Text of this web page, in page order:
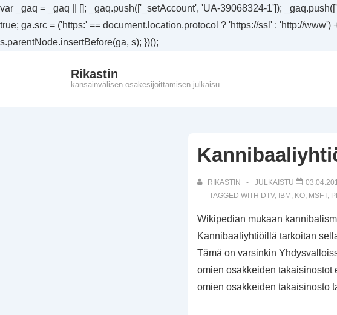
var _gaq = _gaq || []; _gaq.push(['_setAccount', 'UA-39068324-1']);
true; ga.src = ('https:' == document.location.protocol ? 'https://ssl' : 'http://
s.parentNode.insertBefore(ga, s); })();
Rikastin
kansainvälisen osakesijoittamisen julkaisu
RIKASTIN JULKAISTU
TAGGED WITH DTV, IBM , KO, MSFT,
Wikipedian mukaan
Kannibaaliyhtiöillä tarkoitan
Tämä on varsinkin
omien osakkeiden takaisinostot
omien osakkeiden takaisinosto